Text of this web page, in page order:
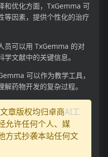
和优化方面，TxGemma 可
等因素，提供个性化的治疗
员可以用 TxGemma 的对
文献中的关键信息。
可以作为教学工具，
药物开发的复杂过程。
章版权均归卓商AI工
允许任何个人、媒
方式抄袭本站任何文